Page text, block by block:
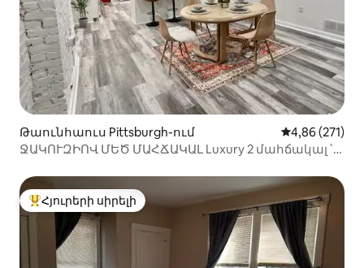
Թաունհաուս Pittsburgh-ում Միջին
4,86 (271)
ՋԱԿՈՒԶԻՈՎ ՄԵԾ ՄԱՀՃԱԿԱԼ Luxury 2 մահճակալ ՝
Հյուրերի սիրելի լավագույն տները
Հյուրերի սիրելի